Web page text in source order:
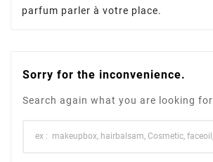
parfum parler à votre place.
Sorry for the inconvenience.
Search again what you are looking for